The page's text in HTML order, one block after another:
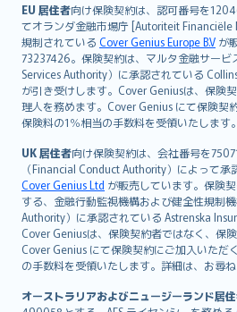
EU 居住者向け保険契約は、認可番号を
てオランダ金融市場庁 [Autoriteit
規制されている Cover Genius Europe B.V が
73237426。保険契約は、マルタ金融サービ
Services Authority）に承認されている
が引き受けします。Cover Geniusは、保険
理人を務めます。Cover Genius にて保険契
保険料の1％相当の手数料を受領いたします
UK 居住者向け保険契約は、会社番号を
（Financial Conduct Authority）によって承
Cover Genius Ltd が販売しています。保険
する、金融行動監視機構および健全性規制
Authority）に承認されている Astrenska
Cover Geniusは、保険契約者ではなく、保
Cover Genius にて保険契約にご加入いただ
の手数料を受領いたします。詳細は、お尋ね
オーストラリアおよびニュージーランド居
English (UK)
English (US)
Deutsch
français
Nederlands
español
简体中文
繁體中文
Português
polski
עברית
Português
svenska